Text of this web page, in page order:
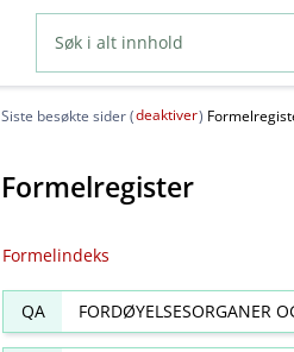
Siste besøkte sider (deaktiver)
Formelregister
Formelindeks
QA FORDØYELSESORGANER